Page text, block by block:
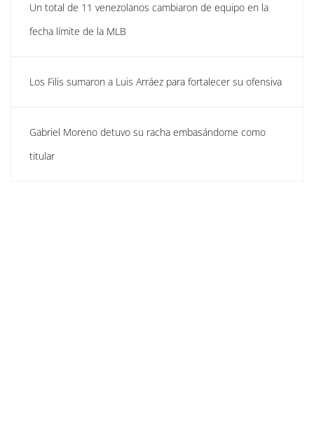
Un total de 11 venezolanos cambiaron de equipo en la
fecha límite de la MLB
Los Filis sumaron a Luis Arráez para fortalecer su ofensiva
Gabriel Moreno detuvo su racha embasándome como
titular